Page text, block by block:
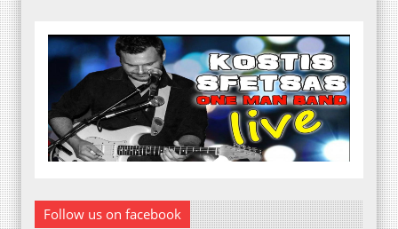
Follow us on facebook